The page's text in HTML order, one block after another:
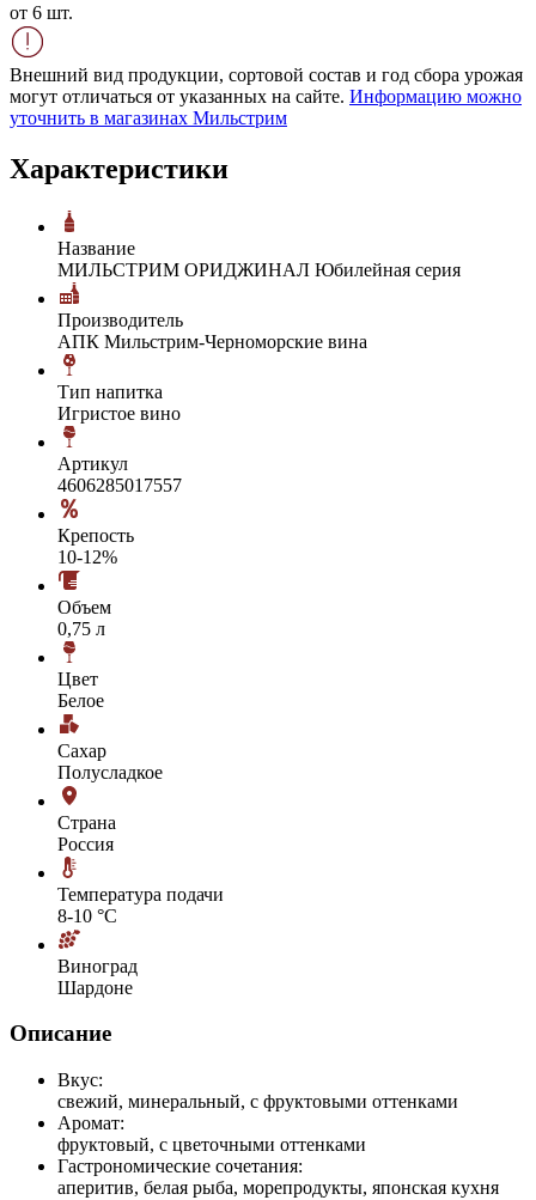
от 6 шт.
Внешний вид продукции, сортовой состав и год сбора урожая
могут отличаться от указанных на сайте. Информацию можно
уточнить в магазинах Мильстрим
Характеристики
Название
МИЛЬСТРИМ ОРИДЖИНАЛ Юбилейная серия
Производитель
АПК Мильстрим-Черноморские вина
Тип напитка
Игристое вино
Артикул
4606285017557
Крепость
10-12%
Объем
0,75 л
Цвет
Белое
Сахар
Полусладкое
Страна
Россия
Температура подачи
8-10 °С
Виноград
Шардоне
Описание
Вкус:
свежий, минеральный, с фруктовыми оттенками
Аромат:
фруктовый, с цветочными оттенками
Гастрономические сочетания:
аперитив, белая рыба, морепродукты, японская кухня